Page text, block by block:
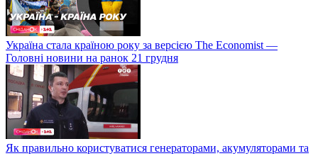
Україна стала країною року за версією The Economist —
Головні новини на ранок 21 грудня
Як правильно користуватися генераторами, акумуляторами та